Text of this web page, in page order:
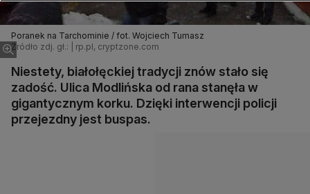
Poranek na Tarchominie / fot. Wojciech Tumasz
Źródło zdj. gł.: | rp.pl, cryptzone.com
Niestety, białołęckiej tradycji znów stało się
zadość. Ulica Modlińska od rana stanęła w
gigantycznym korku. Dzięki interwencji policji
przejezdny jest buspas.